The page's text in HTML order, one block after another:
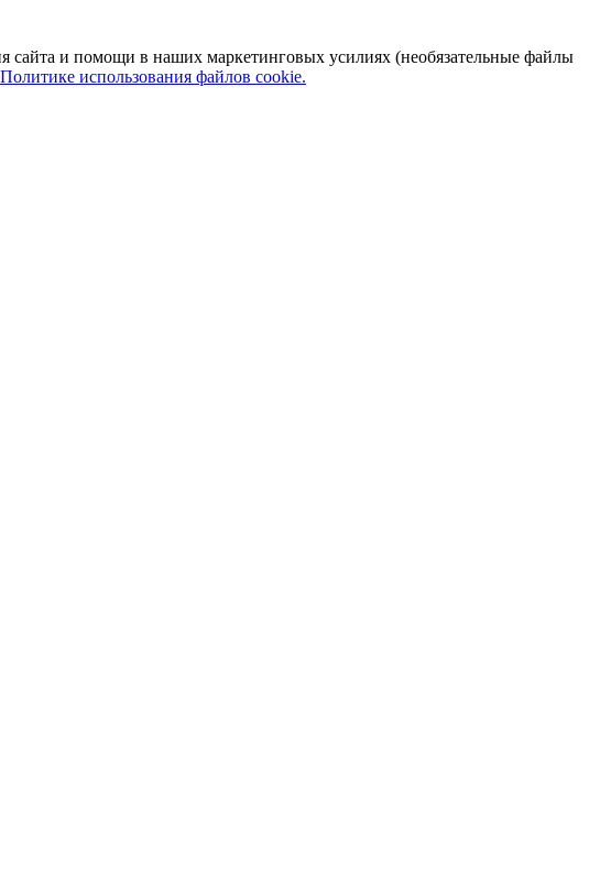
сайта и помощи в наших маркетинговых усилиях (необязательные файлы
Политике использования файлов cookie.